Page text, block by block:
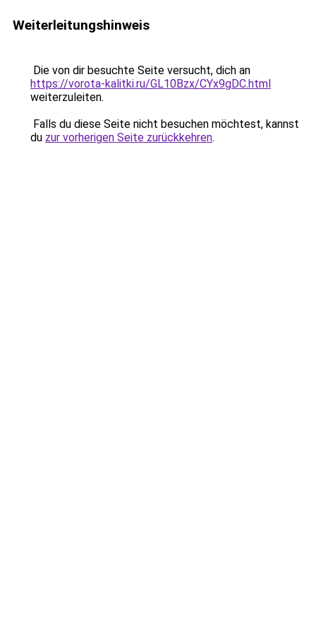
Weiterleitungshinweis
Die von dir besuchte Seite versucht, dich an
https://vorota-kalitki.ru/GL10Bzx/CYx9gDC.html
weiterzuleiten.
Falls du diese Seite nicht besuchen möchtest, kannst
du zur vorherigen Seite zurückkehren.